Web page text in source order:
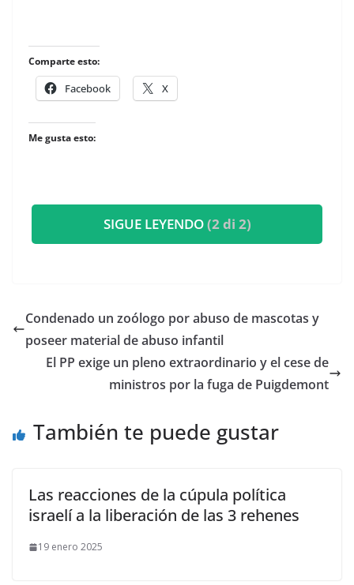
Comparte esto:
Facebook X
Me gusta esto:
SIGUE LEYENDO(2 di 2)
Condenado un zoólogo por abuso de mascotas y
poseer material de abuso infantil
El PP exige un pleno extraordinario y el cese de
ministros por la fuga de Puigdemont
También te puede gustar
Las reacciones de la cúpula política
israelí a la liberación de las 3 rehenes
19 enero 2025